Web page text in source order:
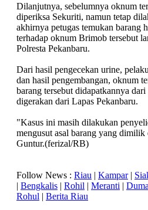
Dilanjutnya, sebelumnya oknum
diperiksa Sekuriti, namun tetap
akhirnya petugas temukan barang
terhadap oknum Brimob tersebut
Polresta Pekanbaru.
Dari hasil pengecekan urine,
dan hasil pengembangan, oknum
barang tersebut didapatkannya
digerakan dari Lapas Pekanbaru.
"Kasus ini masih dilakukan
mengusut asal barang yang
Guntur.(ferizal/RB)
Follow News : Riau | Kampar|
| Bengkalis | Rohil | Meranti |
Rohul | Berita Riau